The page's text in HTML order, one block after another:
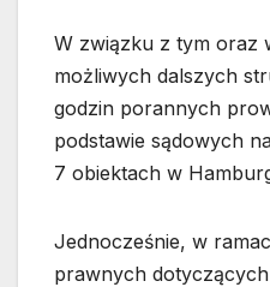
W związku z tym oraz
możliwych dalszych
godzin porannych
podstawie sądowych
7 obiektach w
Jednocześnie, w
prawnych